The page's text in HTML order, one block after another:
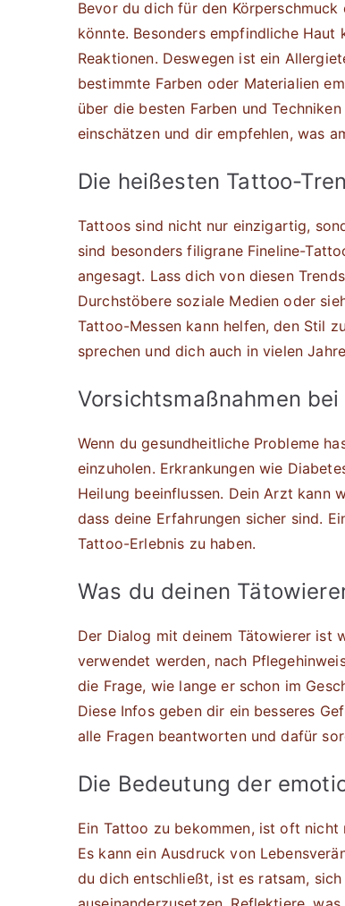
Bevor du dich für den
könnte. Besonders empfindliche
Reaktionen. Deswegen ist ein
bestimmte Farben oder Materialien
über die besten Farben und
einschätzen und dir empfehlen, was
Die heißesten Tattoo-
Tattoos sind nicht nur einzigartig,
sind besonders filigrane Fineline-
angesagt. Lass dich von diesen
Durchstöbere soziale Medien oder
Tattoo-Messen kann helfen, den Stil
sprechen und dich auch in vielen
Vorsichtsmaßnahmen
Wenn du gesundheitliche Probleme
einzuholen. Erkrankungen wie
Heilung beeinflussen. Dein Arzt kann
dass deine Erfahrungen sicher sind.
Tattoo-Erlebnis zu haben.
Was du deinen
Der Dialog mit deinem Tätowierer ist
verwendet werden, nach
die Frage, wie lange er schon im
Diese Infos geben dir ein besseres
alle Fragen beantworten und dafür
Die Bedeutung der
Ein Tattoo zu bekommen, ist oft nicht
Es kann ein Ausdruck von
du dich entschließt, ist es ratsam,